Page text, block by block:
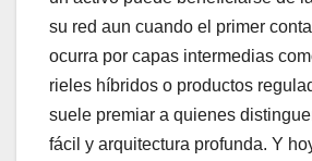
su red aun cuando el primer
ocurra por capas intermedias
rieles híbridos o productos
suele premiar a quienes
fácil y arquitectura profunda. Y